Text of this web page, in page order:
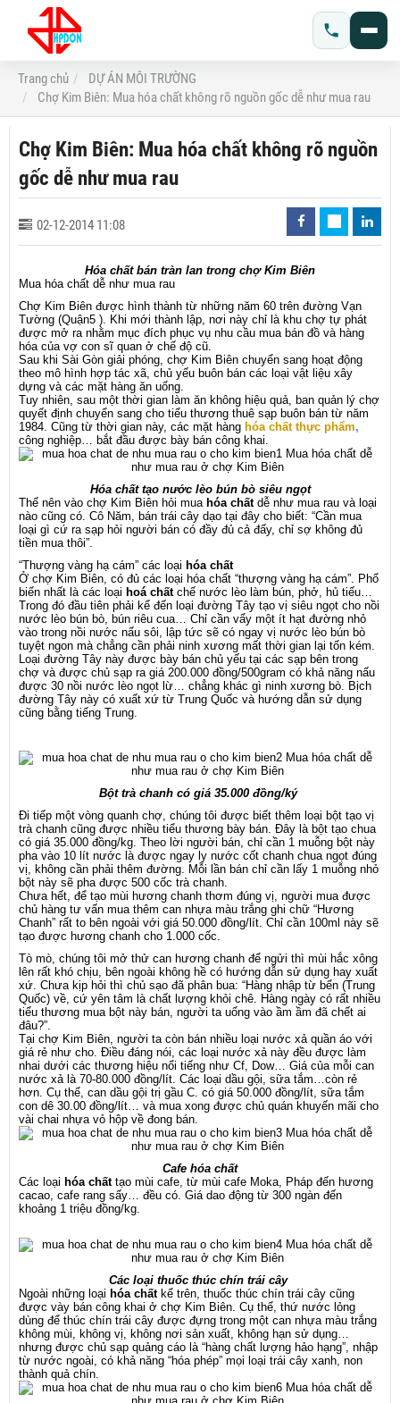
Trang chủ
DỰ ÁN MÔI TRƯỜNG
Chợ Kim Biên: Mua hóa chất không rõ nguồn gốc dễ như mua rau
Chợ Kim Biên: Mua hóa chất không rõ nguồn
gốc dễ như mua rau
02-12-2014 11:08
Hóa chất bán tràn lan trong chợ Kim Biên
Mua hóa chất dễ như mua rau
Chợ Kim Biên được hình thành từ những năm 60 trên đường Vạn
Tường (Quận5 ). Khi mới thành lập, nơi này chỉ là khu chợ tự phát
được mở ra nhằm mục đích phục vụ nhu cầu mua bán đồ và hàng
hóa của vợ con sĩ quan ở chế độ cũ.
Sau khi Sài Gòn giải phóng, chợ Kim Biên chuyển sang hoạt động
theo mô hình hợp tác xã, chủ yếu buôn bán các loại vật liệu xây
dựng và các mặt hàng ăn uống.
Tuy nhiên, sau một thời gian làm ăn không hiệu quả, ban quản lý chợ
quyết định chuyển sang cho tiểu thương thuê sạp buôn bán từ năm
1984. Cũng từ thời gian này, các mặt hàng hóa chất thực phẩm,
công nghiệp… bắt đầu được bày bán công khai.
Hóa chất tạo nước lèo bún bò siêu ngọt
Thế nên vào chợ Kim Biên hỏi mua hóa chấtdễ như mua rau và loại
nào cũng có. Cô Năm, bán trái cây dạo tại đây cho biết: “Cần mua
loại gì cứ ra sạp hỏi người bán có đầy đủ cả đấy, chỉ sợ không đủ
tiền mua thôi”.
“Thượng vàng hạ cám” các loại hóa chất
Ở chợ Kim Biên, có đủ các loại hóa chất “thượng vàng hạ cám”. Phổ
biến nhất là các loại hoá chấtchế nước lèo làm bún, phở, hủ tiếu…
Trong đó đầu tiên phải kể đến loại đường Tây tạo vị siêu ngọt cho nồi
nước lèo bún bò, bún riêu cua… Chỉ cần vẩy một ít hạt đường nhỏ
vào trong nồi nước nấu sôi, lập tức sẽ có ngay vị nước lèo bún bò
tuyệt ngon mà chẳng cần phải ninh xương mất thời gian lại tốn kém.
Loại đường Tây này được bày bán chủ yếu tại các sạp bên trong
chợ và được chủ sạp ra giá 200.000 đồng/500gram có khả năng nấu
được 30 nồi nước lèo ngọt lừ… chẳng khác gì ninh xương bò. Bịch
đường Tây này có xuất xứ từ Trung Quốc và hướng dẫn sử dụng
cũng bằng tiếng Trung.
Bột trà chanh có giá 35.000 đồng/ký
Đi tiếp một vòng quanh chợ, chúng tôi được biết thêm loại bột tạo vị
trà chanh cũng được nhiều tiểu thương bày bán. Đây là bột tạo chua
có giá 35.000 đồng/kg. Theo lời người bán, chỉ cần 1 muỗng bột này
pha vào 10 lít nước là được ngay ly nước cốt chanh chua ngọt đúng
vị, không cần phải thêm đường. Mỗi lần bán chỉ cần lấy 1 muỗng nhỏ
bột này sẽ pha được 500 cốc trà chanh.
Chưa hết, để tạo mùi hương chanh thơm đúng vị, người mua được
chủ hàng tư vấn mua thêm can nhựa màu trắng ghi chữ “Hương
Chanh” rất to bên ngoài với giá 50.000 đồng/lít. Chỉ cần 100ml này sẽ
tạo được hương chanh cho 1.000 cốc.
Tò mò, chúng tôi mở thử can hương chanh để ngửi thì mùi hắc xông
lên rất khó chịu, bên ngoài không hề có hướng dẫn sử dụng hay xuất
xứ. Chưa kịp hỏi thì chủ sạo đã phân bua: “Hàng nhập từ bển (Trung
Quốc) về, cứ yên tâm là chất lượng khỏi chê. Hàng ngày có rất nhiều
tiểu thương mua bột này bán, người ta uống vào ầm ầm đã chết ai
đâu?”.
Tại chợ Kim Biên, người ta còn bán nhiều loại nước xả quần áo với
giá rẻ như cho. Điều đáng nói, các loại nước xả này đều được làm
nhai dưới các thương hiệu nổi tiếng như Cf, Dow… Giá của mỗi can
nước xả là 70-80.000 đồng/lít. Các loại dầu gội, sữa tắm…còn rẻ
hơn. Cụ thể, can dầu gội trị gầu C. có giá 50.000 đồng/lít, sữa tắm
con dê 30.00 đồng/lít… và mua xong được chủ quán khuyến mãi cho
vài chai nhựa vỏ hộp về đong bán.
Cafe hóa chất
Các loại hóa chấttạo mùi cafe, từ mùi cafe Moka, Pháp đến hương
cacao, cafe rang sấy… đều có. Giá dao động từ 300 ngàn đến
khoảng 1 triệu đồng/kg.
Các loại thuốc thúc chín trái cây
Ngoài những loại hóa chấtkể trên, thuốc thúc chín trái cây cũng
được vày bán công khai ở chợ Kim Biên. Cụ thể, thứ nước lỏng
dùng để thúc chín trái cây được đựng trong một can nhựa màu trắng
không mùi, không vị, không nơi sản xuất, không hạn sử dụng…
nhưng được chủ sạp quảng cáo là “hàng chất lượng hảo hạng”, nhập
từ nước ngoài, có khả năng “hóa phép” mọi loại trái cây xanh, non
thành quả chín.